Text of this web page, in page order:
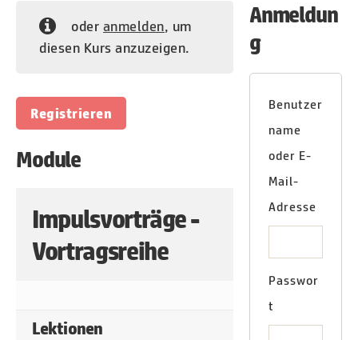
oder anmelden, um
diesen Kurs anzuzeigen.
Registrieren
Module
Impulsvorträge -
Vortragsreihe
Lektionen
Anmeldun
g
Benutzer
name
oder E-
Mail-
Adresse
Passwor
t